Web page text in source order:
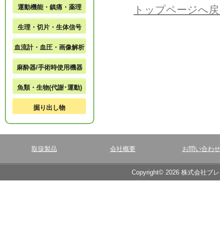
トップページへ
運動機能・鎮痛・薬理
生理・切片・生体信号
血流計・血圧・画像解析
麻酔器/手術時使用機器
魚類・生物(代謝･運動)
掘り出し物
取扱製品 会社概要 お問い合わせ
Copyright© 2026 株式会社ブ